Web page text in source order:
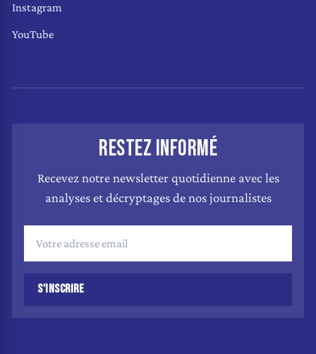
Instagram
YouTube
RESTEZ INFORMÉ
Recevez notre newsletter quotidienne avec les
analyses et décryptages de nos journalistes
S'INSCRIRE